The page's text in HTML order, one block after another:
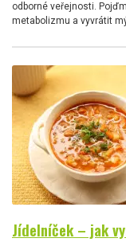
odborné veřejnosti.
metabolizmu a vyvrátit
Jídelníček – jak